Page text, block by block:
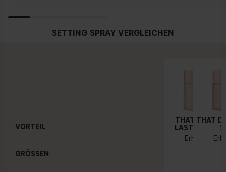
SETTING SPRAY VERGLEICHEN
VORTEIL
GRÖSSEN
THAT EXTRA
LASTING
Erhältlich in
THAT